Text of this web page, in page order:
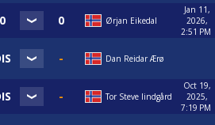
Ørjan Eikedal
Jan 11,
2026,
2:51 PM
Dan Reidar Ærø
Tor Steve lindgård
Oct 19,
2025,
7:19 PM